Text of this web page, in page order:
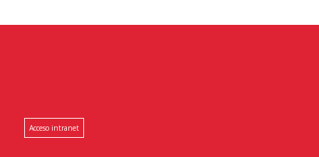
Acceso intranet